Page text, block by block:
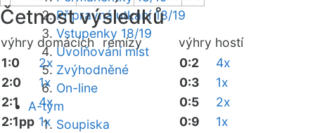
Přípravná utkání 18/19
Vstupenky 18/19
Uvolňování míst
Zvýhodněné
On-line
A-tým
Soupiska
Četnost výsledků
výhry domácích remízy výhry hostí
1:0
2x
2:0
1x
2:1
4x
2:1pp 1x
0:2
4x
0:3
1x
0:5
2x
0:9
1x